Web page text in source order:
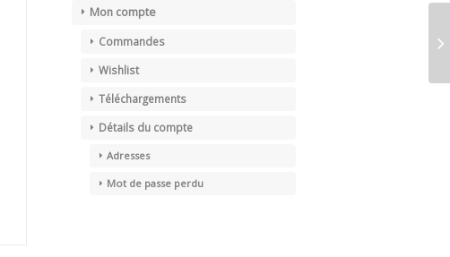
Mon compte
Commandes
Wishlist
Téléchargements
Détails du compte
Adresses
Mot de passe perdu